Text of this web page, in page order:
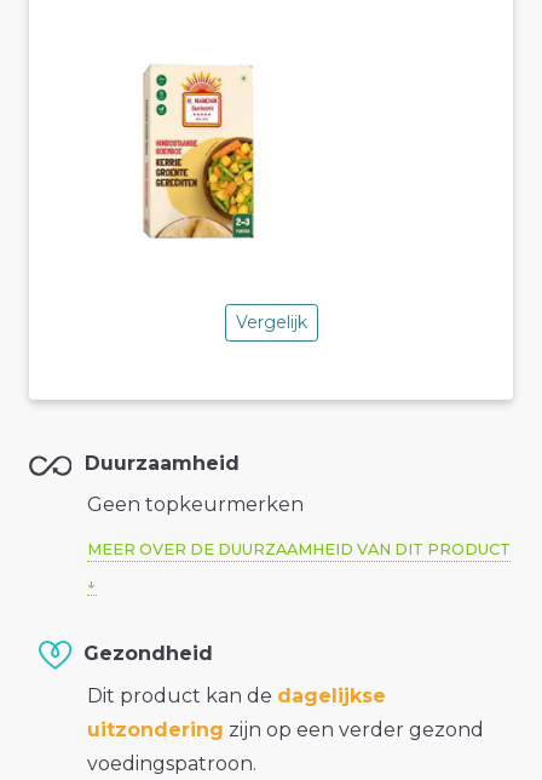
Vergelijk
Duurzaamheid
Geen topkeurmerken
MEER OVER DE DUURZAAMHEID VAN DIT PRODUCT
Gezondheid
Dit product kan de dagelijkse
uitzondering zijn op een verder gezond
voedingspatroon.